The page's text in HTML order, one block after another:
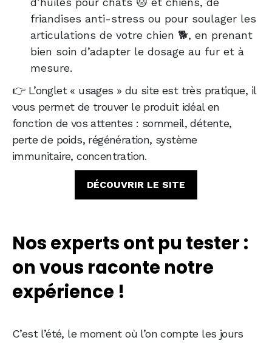
friandises anti-stress ou pour soulager les
articulations de votre chien 🐕, en prenant
bien soin d’adapter le dosage au fur et à
mesure.
👉 L’onglet « usages » du site est très pratique, il
vous permet de trouver le produit idéal en
fonction de vos attentes : sommeil, détente,
perte de poids, régénération, système
immunitaire, concentration.
DÉCOUVRIR LE SITE
Nos experts ont pu tester :
on vous raconte notre
expérience !
C’est l’été, le moment où l’on compte les jours